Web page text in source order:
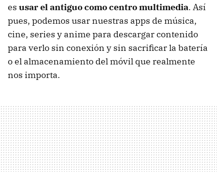
es usar el antiguo como centro multimedia. Así
pues, podemos usar nuestras apps de música,
cine, series y anime para descargar contenido
para verlo sin conexión y sin sacrificar la batería
o el almacenamiento del móvil que realmente
nos importa.